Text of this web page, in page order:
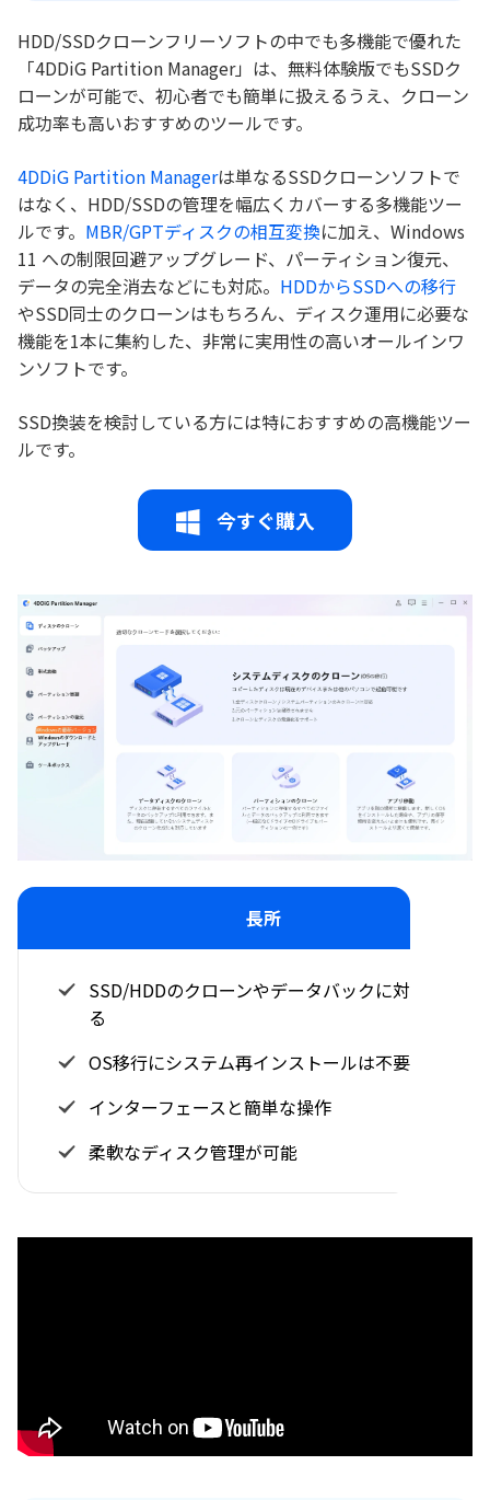
HDD/SSDクローンフリーソフトの中でも多機能で優れた
「4DDiG Partition Manager」は、無料体験版でもSSDク
ローンが可能で、初心者でも簡単に扱えるうえ、クローン
成功率も高いおすすめのツールです。
4DDiG Partition Managerは単なるSSDクローンソフトで
はなく、HDD/SSDの管理を幅広くカバーする多機能ツー
ルです。 MBR/GPTディスクの相互変換に加え、Windows
11 への制限回避アップグレード、パーティション復元、
データの完全消去などにも対応。 HDDからSSDへの移行
やSSD同士のクローンはもちろん、ディスク運用に必要な
機能を1本に集約した、非常に実用性の高いオールインワ
ンソフトです。
SSD換装を検討している方には特におすすめの高機能ツー
ルです。
今すぐ購入
長所
SSD/HDDのクローンやデータバックに対応でき
る
OS移行にシステム再インストールは不要
インターフェースと簡単な操作
柔軟なディスク管理が可能